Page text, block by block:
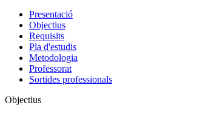
Presentació
Objectius
Requisits
Pla d'estudis
Metodologia
Professorat
Sortides professionals
Objectius